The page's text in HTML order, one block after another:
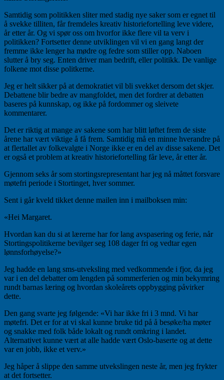
Samtidig som politikken sliter med stadig nye saker som er egnet til
å svekke tilliten, får fremdeles kreativ historiefortelling leve videre,
år etter år. Og vi spør oss om hvorfor ikke flere vil ta verv i
politikken? Fortsetter denne utviklingen vil vi en gang langt der
fremme ikke lenger ha mødre og fedre som stiller opp. Naboen
slutter å bry seg. Enten driver man bedrift, eller politikk. De vanlige
folkene mot disse politkerne.
Jeg er helt sikker på at demokratiet vil bli svekket dersom det skjer.
Debattene blir bedre av mangfoldet, men det fordrer at debatten
baseres på kunnskap, og ikke på fordommer og sleivete
kommentarer.
Det er riktig at mange av sakene som har blitt løftet frem de siste
årene har vært viktige å få frem. Samtidig må en minne hverandre på
at flertallet av folkevalgte i Norge ikke er en del av disse sakene. Det
er også et problem at kreativ historiefortelling får leve, år etter år.
Gjennom seks år som stortingsrepresentant har jeg nå måttet forsvare
møtefri periode i Stortinget, hver sommer.
Sent i går kveld tikket denne mailen inn i mailboksen min:
«Hei Margaret.
Hvordan kan du si at lærerne har for lang avspasering og ferie, når
Stortingspolitikerne bevilger seg 108 dager fri og vedtar egen
lønnsforhøyelse?»
Jeg hadde en lang sms-utveksling med vedkommende i fjor, da jeg
var i en del debatter om lengden på sommerferien og min bekymring
rundt barnas læring og hvordan skoleårets oppbygging påvirker
dette.
Den gang svarte jeg følgende: «Vi har ikke fri i 3 mnd. Vi har
møtefri. Det er for at vi skal kunne bruke tid på å besøke/ha møter
og snakke med folk både lokalt og rundt omkring i landet.
Alternativet kunne vært at alle hadde vært Oslo-baserte og at dette
var en jobb, ikke et verv.»
Jeg håper å slippe den samme utvekslingen neste år, men jeg frykter
at det fortsetter.